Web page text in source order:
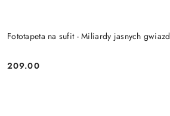
Fototapeta na sufit - Miliardy jasnych gwiazd
Cena:
209.00